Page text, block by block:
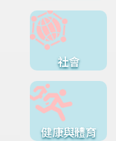
社會
健康與體育